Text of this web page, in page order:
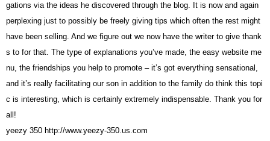
gations via the ideas he discovered through the blog. It is now and again
perplexing just to possibly be freely giving tips which often the rest might
have been selling. And we figure out we now have the writer to give thank
s to for that. The type of explanations you’ve made, the easy website me
nu, the friendships you help to promote – it’s got everything sensational,
and it’s really facilitating our son in addition to the family do think this topi
c is interesting, which is certainly extremely indispensable. Thank you for
all!
yeezy 350 http://www.yeezy-350.us.com